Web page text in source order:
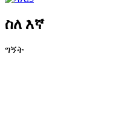
ስለ እኛ
ግኝት